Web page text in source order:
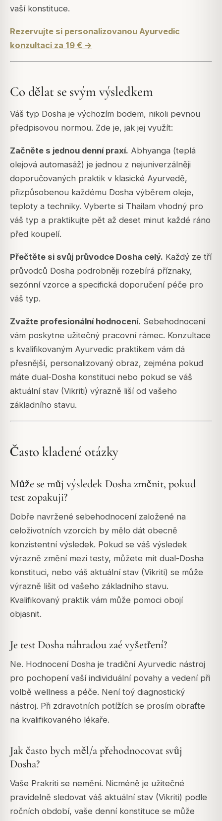
vaší konstituce.
Rezervujte si personalizovanou Ayurvedic
konzultaci za 19 € →
Co dělat se svým výsledkem
Váš typ Dosha je výchozím bodem, nikoli pevnou
předpisovou normou. Zde je, jak jej využít:
Začněte s jednou denní praxí. Abhyanga (teplá
olejová automasáž) je jednou z nejuniverzálněji
doporučovaných praktik v klasické Ayurvedě,
přizpůsobenou každému Dosha výběrem oleje,
teploty a techniky. Vyberte si Thailam vhodný pro
váš typ a praktikujte pět až deset minut každé ráno
před koupelí.
Přečtěte si svůj průvodce Dosha celý. Každý ze tří
průvodců Dosha podrobněji rozebírá příznaky,
sezónní vzorce a specifická doporučení péče pro
váš typ.
Zvažte profesionální hodnocení. Sebehodnocení
vám poskytne užitečný pracovní rámec. Konzultace
s kvalifikovaným Ayurvedic praktikem vám dá
přesnější, personalizovaný obraz, zejména pokud
máte dual-Dosha konstituci nebo pokud se váš
aktuální stav (Vikriti) výrazně liší od vašeho
základního stavu.
Často kladené otázky
Může se můj výsledek Dosha změnit, pokud
test zopakuji?
Dobře navržené sebehodnocení založené na
celoživotních vzorcích by mělo dát obecně
konzistentní výsledek. Pokud se váš výsledek
výrazně změní mezi testy, můžete mít dual-Dosha
konstituci, nebo váš aktuální stav (Vikriti) se může
výrazně lišit od vašeho základního stavu.
Kvalifikovaný praktik vám může pomoci obojí
objasnit.
Je test Dosha náhradou zaé vyšetření?
Ne. Hodnocení Dosha je tradiční Ayurvedic nástroj
pro pochopení vaší individuální povahy a vedení při
volbě wellness a péče. Není toý diagnostický
nástroj. Při zdravotních potížích se prosím obraťte
na kvalifikovaného lékaře.
Jak často bych měl/a přehodnocovat svůj
Dosha?
Vaše Prakriti se nemění. Nicméně je užitečné
pravidelně sledovat váš aktuální stav (Vikriti) podle
ročních období, vaše denní konstituce se může